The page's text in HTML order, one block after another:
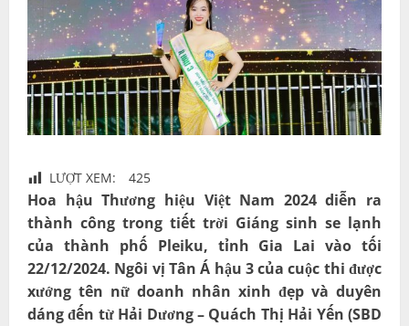
LƯỢT XEM: 425
Hoa hậu Thương hiệu Việt Nam 2024 diễn ra
thành công trong tiết trời Giáng sinh se lạnh
của thành phố Pleiku, tỉnh Gia Lai vào tối
22/12/2024. Ngôi vị Tân Á hậu 3 của cuộc thi được
xướng tên nữ doanh nhân xinh đẹp và duyên
dángđến từ Hải Dương – Quách Thị Hải Yến (SBD